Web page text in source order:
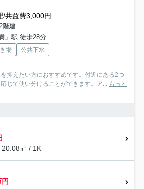
/共益費3,000円
階建
」駅 徒歩28分
場 公共下水
抑えたい方におすすめです。付近にある2つ
じて使い分けることができます。ア... もっと
20.08㎡ / 1K